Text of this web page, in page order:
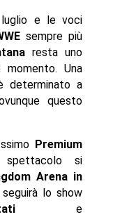
e le voci
sempre più
resta uno
Una
determinato a
questo
Premium
si
Arena in
seguirà lo show
e